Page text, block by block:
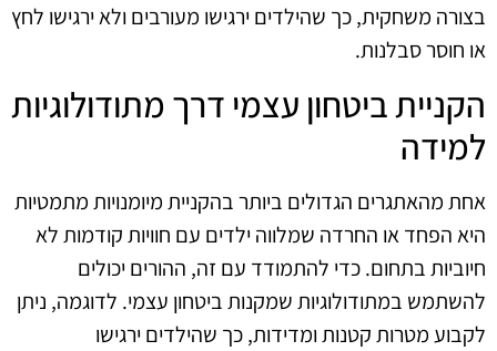
בצורה משחקית, כך שהילדים ירגישו מעורבים ולא ירגישו לחץ
או חוסר סבלנות.
הקניית ביטחון עצמי דרך מתודולוגיות
למידה
אחת מהאתגרים הגדולים ביותר בהקניית מיומנויות מתמטיות
היא הפחד או החרדה שמלווה ילדים עם חוויות קודמות לא
חיוביות בתחום. כדי להתמודד עם זה, ההורים יכולים
להשתמש במתודולוגיות שמקנות ביטחון עצמי. לדוגמה, ניתן
לקבוע מטרות קטנות ומדידות, כך שהילדים ירגישו